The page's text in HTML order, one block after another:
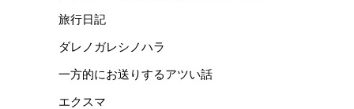
旅行日記
ダレノガレシノハラ
一方的にお送りするアツい話
エクスマ